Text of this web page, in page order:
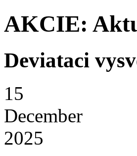
AKCIE:
Deviataci
15
December
2025